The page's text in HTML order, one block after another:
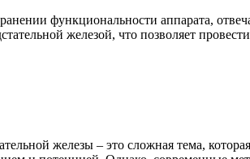
функциональности аппарата,
железой, что позволяет
железы – это сложная тема,